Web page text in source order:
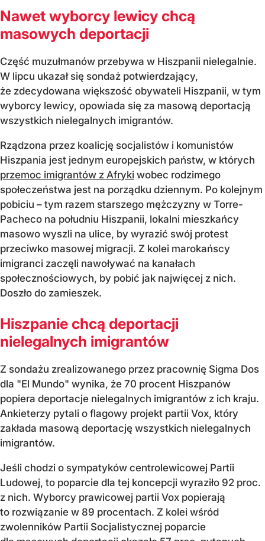
Nawet wyborcy lewicy chcą
masowych deportacji
Część muzułmanów przebywa w Hiszpanii nielegalnie.
W lipcu ukazał się sondaż potwierdzający,
że zdecydowana większość obywateli Hiszpanii, w tym
wyborcy lewicy, opowiada się za masową deportacją
wszystkich nielegalnych imigrantów.
Rządzona przez koalicję socjalistów i komunistów
Hiszpania jest jednym europejskich państw, w których
przemoc imigrantów z Afryki wobec rodzimego
społeczeństwa jest na porządku dziennym. Po kolejnym
pobiciu – tym razem starszego mężczyzny w Torre-
Pacheco na południu Hiszpanii, lokalni mieszkańcy
masowo wyszli na ulice, by wyrazić swój protest
przeciwko masowej migracji. Z kolei marokańscy
imigranci zaczęli nawoływać na kanałach
społecznościowych, by pobić jak najwięcej z nich.
Doszło do zamieszek.
Hiszpanie chcą deportacji
nielegalnych imigrantów
Z sondażu zrealizowanego przez pracownię Sigma Dos
dla "El Mundo" wynika, że 70 procent Hiszpanów
popiera deportacje nielegalnych imigrantów z ich kraju.
Ankieterzy pytali o flagowy projekt partii Vox, który
zakłada masową deportację wszystkich nielegalnych
imigrantów.
Jeśli chodzi o sympatyków centrolewicowej Partii
Ludowej, to poparcie dla tej koncepcji wyraziło 92 proc.
z nich. Wyborcy prawicowej partii Vox popierają
to rozwiązanie w 89 procentach. Z kolei wśród
zwolenników Partii Socjalistycznej poparcie